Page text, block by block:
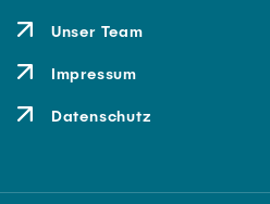
Unser Team
Impressum
Datenschutz